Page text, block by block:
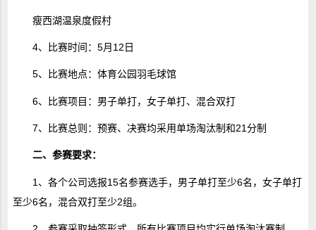
瘦西湖温泉度假村
4、比赛时间：5月12日
5、比赛地点：体育公园羽毛球馆
6、比赛项目：男子单打，女子单打、混合双打
7、比赛总则：预赛、决赛均采用单场淘汰制和21分制
二、参赛要求：
1、各个公司选报15名参赛选手，男子单打至少6名，女子单打
至少6名，混合双打至少2组。